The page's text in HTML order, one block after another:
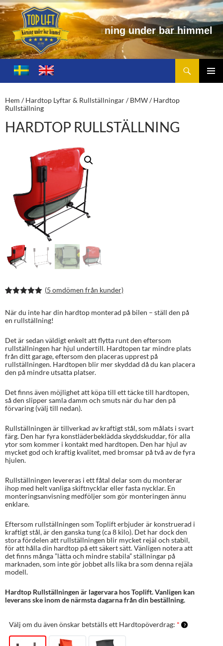
under bar himme
Toplift.se – för körning under bar himmel
HOPPA
TILL
Hem /Hardtop Lyftar & Rullställningar/BMW/ Hardtop
Rullställning
HARDTOP RULLSTÄLLNING
baserat på
kundrecens
(5 omdömen från kunder)
När du inte har din hardtop monterad på bilen – ställ den på
en rullställning!
Det är sedan väldigt enkelt att flytta runt den eftersom
rullställningen har hjul undertill. Hardtopen tar mindre plats
från ditt garage, eftersom den placeras upprest på
rullställningen. Hardtopen blir mer skyddad då du kan placera
den på mindre utsatta platser.
Det finns även möjlighet att köpa till ett täcke till hardtopen,
så den slipper samla damm och smuts när du har den på
förvaring (välj till nedan).
Rullställningen är tillverkad av kraftigt stål, som målats i svart
färg. Den har fyra konstläderbeklädda skyddskuddar, för alla
ytor som kommer i kontakt med hardtopen. Den har hjul av
mycket god och kraftig kvalitet, med bromsar på två av de fyra
hjulen.
Rullställningen levereras i ett fåtal delar som du monterar
ihop med helt vanliga skiftnycklar eller fasta nycklar. En
monteringsanvisning medföljer som gör monteringen ännu
enklare.
Eftersom rullställningen som Toplift erbjuder är konstruerad i
kraftigt stål, är den ganska tung (ca 8 kilo). Det har dock den
stora fördelen att rullställningen blir mycket rejäl och stabil,
för att hålla din hardtop på ett säkert sätt. Vänligen notera att
det finns många ”lätta och mindre stabila” ställningar på
marknaden, som inte gör jobbet alls lika bra som denna rejäla
modell.
Hardtop Rullställningen är lagervara hos Toplift. Vanligen kan
leverans ske inom de närmsta dagarna från din beställning.
Välj om du även önskar betställs ett Hardtopöverdrag: *